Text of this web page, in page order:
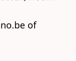
of